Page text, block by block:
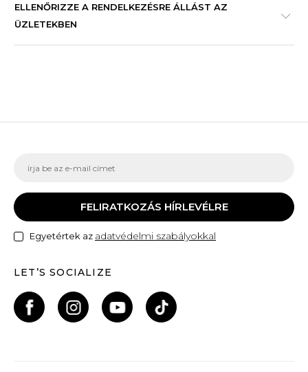
ELLENŐRIZZE A RENDELKEZÉSRE ÁLLÁST AZ
ÜZLETEKBEN
FELIRATKOZÁS HÍRLEVÉLRE
Egyetértek az adatvédelmi szabályokkal
LET’S SOCIALIZE